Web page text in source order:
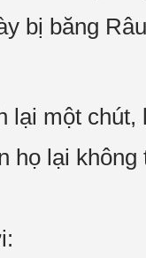
bị băng
một chút,
họ lại